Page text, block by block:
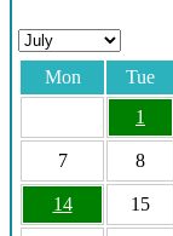
Mon Tue
1
7 8
14 15